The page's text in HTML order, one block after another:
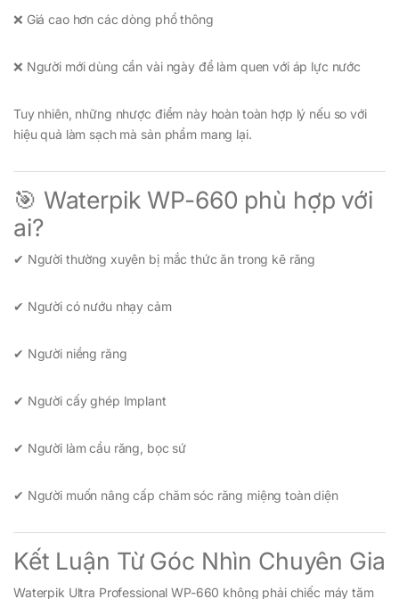
❌ Giá cao hơn các dòng phổ thông
❌ Người mới dùng cần vài ngày để làm quen với áp lực nước
Tuy nhiên, những nhược điểm này hoàn toàn hợp lý nếu so với
hiệu quả làm sạch mà sản phẩm mang lại.
🎯 Waterpik WP-660 phù hợp với
ai?
✔ Người thường xuyên bị mắc thức ăn trong kẽ răng
✔ Người có nướu nhạy cảm
✔ Người niềng răng
✔ Người cấy ghép Implant
✔ Người làm cầu răng, bọc sứ
✔ Người muốn nâng cấp chăm sóc răng miệng toàn diện
Kết Luận Từ Góc Nhìn Chuyên Gia
Waterpik Ultra Professional WP-660 không phải chiếc máy tăm